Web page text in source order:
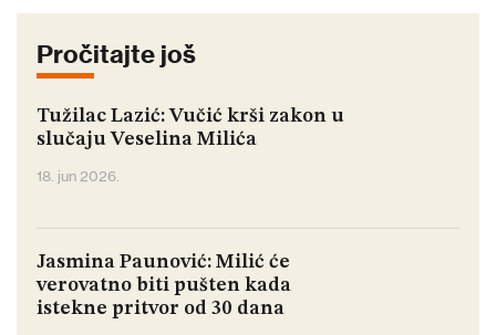
Pročitajte još
Tužilac Lazić: Vučić krši zakon u
slučaju Veselina Milića
18. jun 2026.
Jasmina Paunović: Milić će
verovatno biti pušten kada
istekne pritvor od 30 dana